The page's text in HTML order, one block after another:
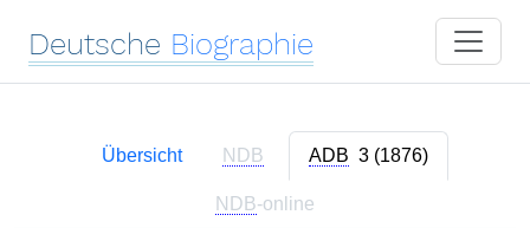
Deutsche Biographie
Übersicht NDB ADB 3 (1876)
NDB-online